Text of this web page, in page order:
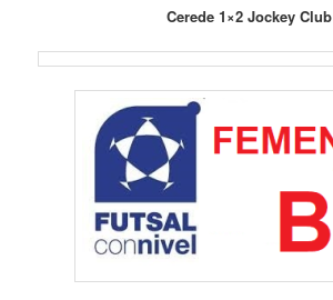
Cerede 1×2 Jockey Club